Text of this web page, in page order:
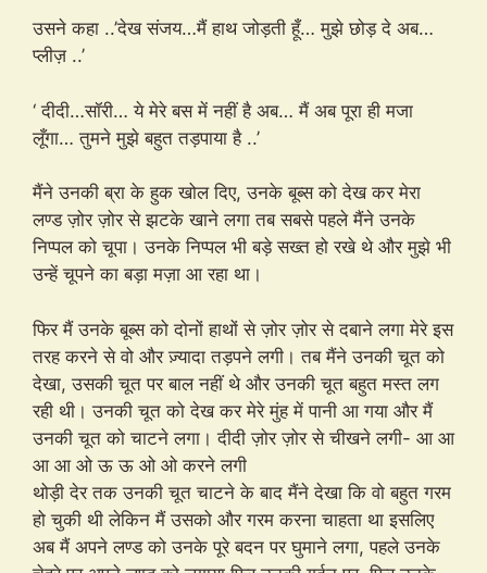
उसने कहा ..’देख संजय…मैं हाथ जोड़ती हूँ… मुझे छोड़ दे अब…
प्लीज़ ..’
‘ दीदी…सॉरी… ये मेरे बस में नहीं है अब… मैं अब पूरा ही मजा
लूँगा… तुमने मुझे बहुत तड़पाया है ..’
मैंने उनकी ब्रा के हुक खोल दिए, उनके बूब्स को देख कर मेरा
लण्ड ज़ोर ज़ोर से झटके खाने लगा तब सबसे पहले मैंने उनके
निप्पल को चूपा। उनके निप्पल भी बड़े सख्त हो रखे थे और मुझे भी
उन्हें चूपने का बड़ा मज़ा आ रहा था।
फिर मैं उनके बूब्स को दोनों हाथों से ज़ोर ज़ोर से दबाने लगा मेरे इस
तरह करने से वो और ज़्यादा तड़पने लगी। तब मैंने उनकी चूत को
देखा, उसकी चूत पर बाल नहीं थे और उनकी चूत बहुत मस्त लग
रही थी। उनकी चूत को देख कर मेरे मुंह में पानी आ गया और मैं
उनकी चूत को चाटने लगा। दीदी ज़ोर ज़ोर से चीखने लगी- आ आ
आ आ ओ ऊ ऊ ओ ओ करने लगी
थोड़ी देर तक उनकी चूत चाटने के बाद मैंने देखा कि वो बहुत गरम
हो चुकी थी लेकिन मैं उसको और गरम करना चाहता था इसलिए
अब मैं अपने लण्ड को उनके पूरे बदन पर घुमाने लगा, पहले उनके